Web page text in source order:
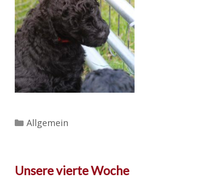
Kategorien
Allgemein
Unsere vierte Woche